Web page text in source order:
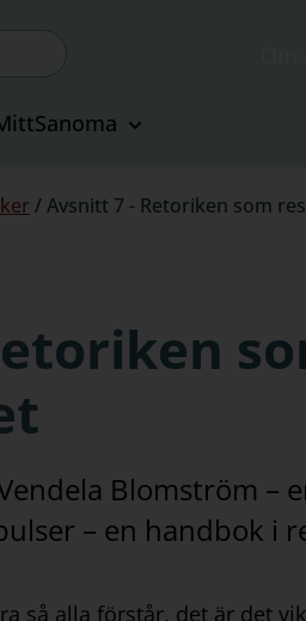
/Avsnitt 7 - Retoriken som
Blomström –
– en handbok i
så alla förstår, det är det